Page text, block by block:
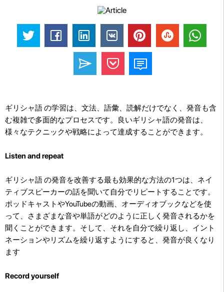
ギリシャ語 の学習は、文法、語彙、読解だけでなく、発音も含
む複雑で多面的なプロセスです。良いギリシャ語の発音は、
様々なテクニックや戦略によって達成することができます。
Listen and repeat
ギリシャ語 の発音を改善する最も効果的な方法の1つは、ネイ
ティブスピーカーの話を聞いて自分でリピートすることです。
ポッドキャストやYouTubeの動画、オーディオブックなどを使
って、さまざまな音や単語がどのように正しく発音されるかを
聞くことができます。そして、それを自分で繰り返し、イント
ネーションやリズムを繰り返すようにすると、発音が良くなり
ます
Record yourself